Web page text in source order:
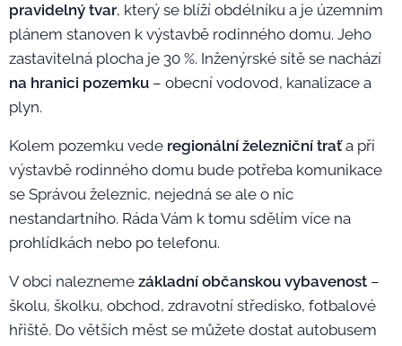
pravidelný tvar, který se blíží obdélníku a je územním
plánem stanoven k výstavbě rodinného domu. Jeho
zastavitelná plocha je 30 %. Inženýrské sítě se nachází
na hranici pozemku – obecní vodovod, kanalizace a
plyn.
Kolem pozemku vede regionální železniční traťa při
výstavbě rodinného domu bude potřeba komunikace
se Správou železnic, nejedná se ale o nic
nestandartního. Ráda Vám k tomu sdělím více na
prohlídkách nebo po telefonu.
V obci nalezneme základní občanskou vybavenost –
školu, školku, obchod, zdravotní středisko, fotbalové
hřiště. Do větších měst se můžete dostat autobusem